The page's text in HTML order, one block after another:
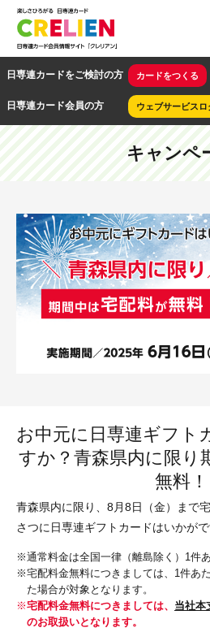
日専連カードをご検討の方 カードをつくる
日専連カード会員の方 ウェブサービスロ
キャンペ
お中元に日専連ギフト
すか？青森県内に限り
無料！
青森県内に限り、8月8日（金）まで
さつに日専連ギフトカードはいかがで
通常料金は全国一律（離島除く）1件
宅配料金無料につきましては、1件あ
た場合が対象となります。
宅配料金無料につきましては、 当社本
のお取扱いとなります。